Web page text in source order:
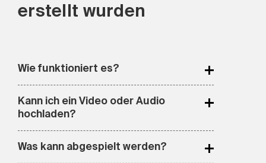
erstellt wurden
Wie funktioniert es?
Sie können Ihren HTML5-Player ganz
einfach im PlayerJS-Online-Builder
erstellen, die .js-Datei herunterladen
JavaScript, iframe-Code oder einem
Kann ich ein Video oder Audio
hochladen?
PlayerJS ist ein Player-Builder, wir
speichern keine Medieninhalte. Sie
Was kann abgespielt werden?